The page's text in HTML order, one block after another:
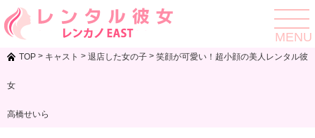
toggle
MENU
TOP > キャスト > 退店した女の子 > 笑顔が可愛い！超小顔の美人レンタル彼
女
高橋せいら